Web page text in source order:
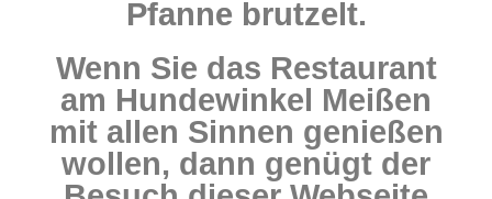
Pfanne brutzelt.
Wenn Sie das Restaurant
am Hundewinkel Meißen
mit allen Sinnen genießen
wollen, dann genügt der